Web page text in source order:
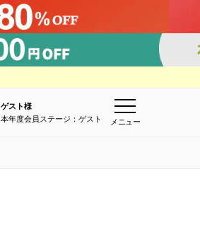
ゲスト様
本年度会員ステージ：ゲスト
メニュー